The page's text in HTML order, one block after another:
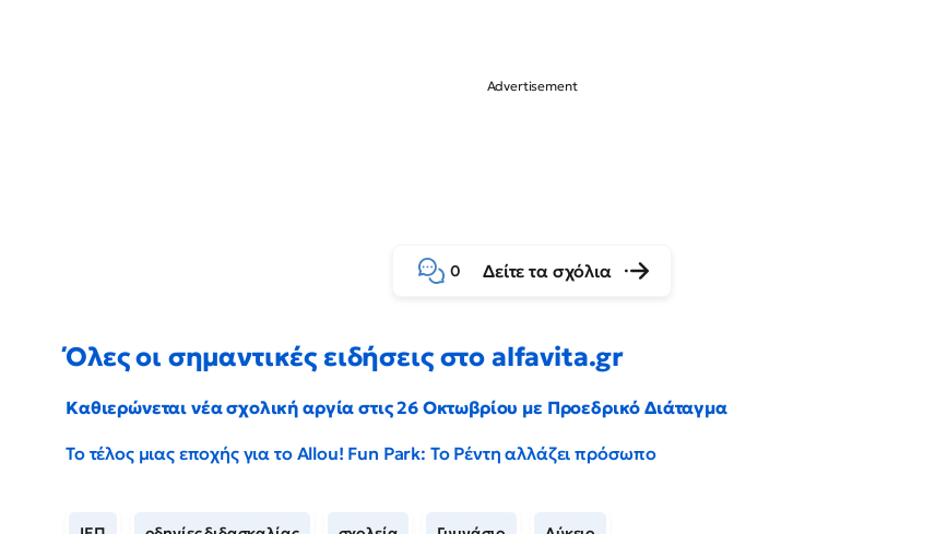
0 Δείτε τα σχόλια
Όλες οι σημαντικές ειδήσεις στο alfavita.gr
Καθιερώνεται νέα σχολική αργία στις 26 Οκτωβρίου με Προεδρικό Διάταγμα
Το τέλος μιας εποχής για το Allou! Fun Park: Το Ρέντη αλλάζει πρόσωπο